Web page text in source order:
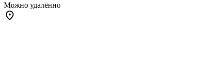
Можно удалённо